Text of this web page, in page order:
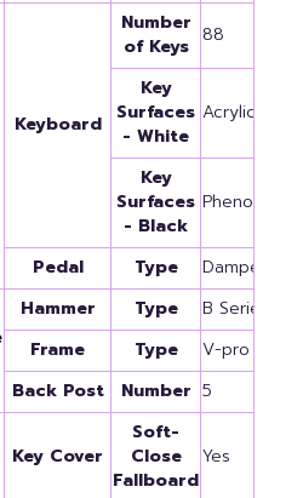
Keyboard
Number
of Keys 88
Key
Surfaces
- White
Acrylic Resin
Key
Surfaces
- Black
Phenolic
Pedal Type Damper,
Hammer Type
B Series
Frame
Type
V-pro
Back Post
Number 5
Key Cover
Soft-
Close
Fallboard
Yes